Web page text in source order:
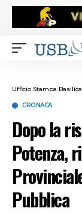
Ufficio Stampa
CRONACA
Dopo la
Potenza,
Pubblica